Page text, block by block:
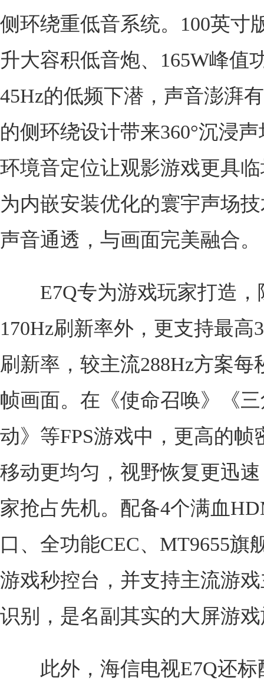
侧环绕重低音系统。100英寸
升大容积低音炮、165W峰值
45Hz的低频下潜，声音澎湃
的侧环绕设计带来360°沉浸
环境音定位让观影游戏更具
为内嵌安装优化的寰宇声场
声音通透，与画面完美融合。
E7Q专为游戏玩家打造，
170Hz刷新率外，更支持最高
刷新率，较主流288Hz方案每
帧画面。在《使命召唤》《
动》等FPS游戏中，更高的帧
移动更均匀，视野恢复更迅
家抢占先机。配备4个满血
口、全功能CEC、MT9655旗
游戏秒控台，并支持主流游
识别，是名副其实的大屏游
此外，海信电视E7Q还标